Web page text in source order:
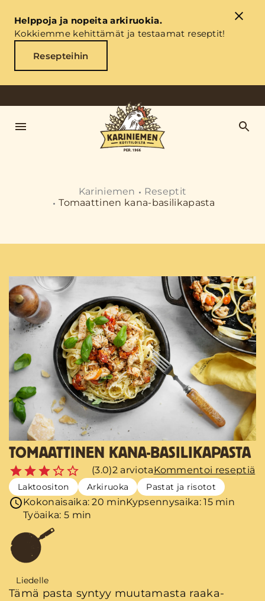
Helppoja ja nopeita arkiruokia.
Kokkiemme kehittämät ja testaamat reseptit!
Resepteihin
Kariniemen
Reseptit
Tomaattinen kana-basilikapasta
TOMAATTINEN KANA-BASILIKAPASTA
(3.0)2 arviotaKommentoi reseptiä
Laktoositon Arkiruoka Pastat ja risotot
Kokonaisaika: 20 minKypsennysaika: 15 min
Työaika: 5 min
Liedelle
Tämä pasta syntyy muutamasta raaka-